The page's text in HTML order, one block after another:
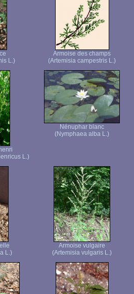
L.)
Armoise des champs
(Artemisia campestris L.)
L.)
Nénuphar blanc
(Nymphaea alba L.)
L.)
Armoise vulgaire
(Artemisia vulgaris L.)